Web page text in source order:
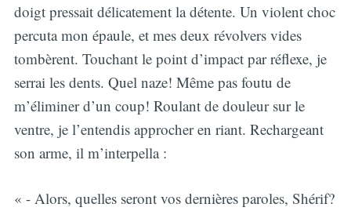
doigt pressait délicatement la détente. Un violent choc
percuta mon épaule, et mes deux révolvers vides
tombèrent. Touchant le point d’impact par réflexe, je
serrai les dents. Quel naze! Même pas foutu de
m’éliminer d’un coup! Roulant de douleur sur le
ventre, je l’entendis approcher en riant. Rechargeant
son arme, il m’interpella :
« - Alors, quelles seront vos dernières paroles, Shérif?